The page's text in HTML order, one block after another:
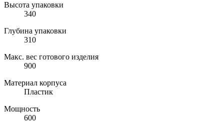
Высота упаковки
340
Глубина упаковки
310
Макс. вес готового изделия
900
Материал корпуса
Пластик
Мощность
600